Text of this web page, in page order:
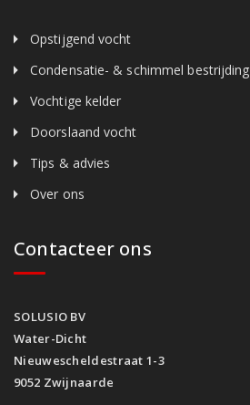
Opstijgend vocht
Condensatie- & schimmel bestrijding
Vochtige kelder
Doorslaand vocht
Tips & advies
Over ons
Contacteer ons
SOLUSIO BV
Water-Dicht
Nieuwescheldestraat 1-3
9052 Zwijnaarde